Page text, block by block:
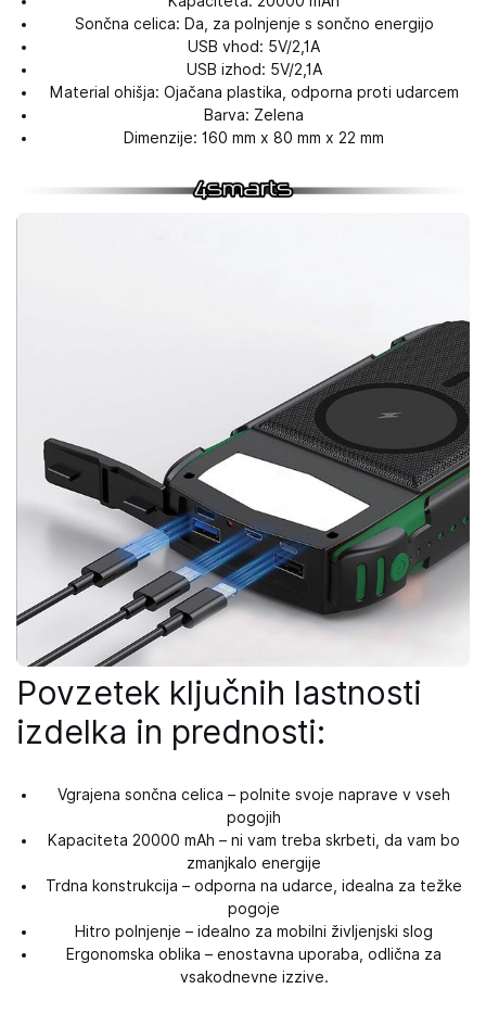
Sončna celica: Da, za polnjenje s sončno energijo
USB vhod: 5V/2,1A
USB izhod: 5V/2,1A
Material ohišja: Ojačana plastika, odporna proti udarcem
Barva: Zelena
Dimenzije: 160 mm x 80 mm x 22 mm
Povzetek ključnih lastnosti
izdelka in prednosti:
Vgrajena sončna celica – polnite svoje naprave v vseh
pogojih
Kapaciteta 20000 mAh – ni vam treba skrbeti, da vam bo
zmanjkalo energije
Trdna konstrukcija – odporna na udarce, idealna za težke
pogoje
Hitro polnjenje – idealno za mobilni življenjski slog
Ergonomska oblika – enostavna uporaba, odlična za
vsakodnevne izzive.